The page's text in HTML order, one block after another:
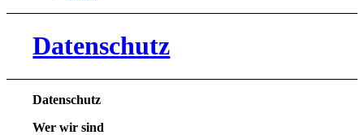
Datenschutz
Datenschutz
Wer wir sind